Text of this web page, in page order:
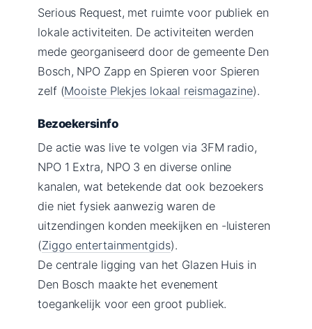
Serious Request, met ruimte voor publiek en
lokale activiteiten. De activiteiten werden
mede georganiseerd door de gemeente Den
Bosch, NPO Zapp en Spieren voor Spieren
zelf (Mooiste Plekjes lokaal reismagazine).
Bezoekersinfo
De actie was live te volgen via 3FM radio,
NPO 1 Extra, NPO 3 en diverse online
kanalen, wat betekende dat ook bezoekers
die niet fysiek aanwezig waren de
uitzendingen konden meekijken en -luisteren
(Ziggo entertainmentgids).
De centrale ligging van het Glazen Huis in
Den Bosch maakte het evenement
toegankelijk voor een groot publiek.